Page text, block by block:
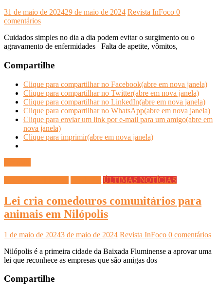
31 de maio de 202429 de maio de 2024 Revista InFoco 0
comentários
Cuidados simples no dia a dia podem evitar o surgimento ou o
agravamento de enfermidades Falta de apetite, vômitos,
Compartilhe
Clique para compartilhar no Facebook(abre em nova janela)
Clique para compartilhar no Twitter(abre em nova janela)
Clique para compartilhar no LinkedIn(abre em nova janela)
Clique para compartilhar no WhatsApp(abre em nova janela)
Clique para enviar um link por e-mail para um amigo(abre em
nova janela)
Clique para imprimir(abre em nova janela)
ÚLTIMAS NOTÍCIAS
Lei cria comedouros comunitários para
animais em Nilópolis
1 de maio de 20243 de maio de 2024 Revista InFoco 0 comentários
Nilópolis é a primeira cidade da Baixada Fluminense a aprovar uma
lei que reconhece as empresas que são amigas dos
Compartilhe